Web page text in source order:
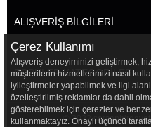
ALIŞVERİŞ BİLGİLERİ
POPÜLER KATEGORİLER
© 2022
Çerez Kullanımı
Alışveriş deneyiminizi geliştirmek,
müşterilerin hizmetlerimizi nasıl
iyileştirmeler yapabilmek ve ilgi
özelleştirilmiş reklamlar da dahil
gösterebilmek için çerezler ve
kullanmaktayız. Onaylı üçüncü